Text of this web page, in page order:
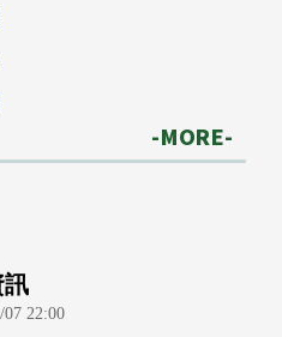
-MORE-